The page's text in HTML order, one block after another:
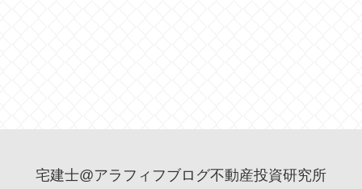
宅建士@アラフィフブログ不動産投資研究所